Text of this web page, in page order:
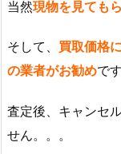
当然現物を見ても
そして、 買取価格
の業者がお勧めで
査定後、キャンセ
せん。。。